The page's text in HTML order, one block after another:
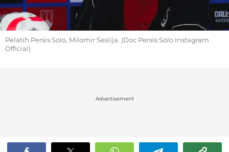
Pelatih Persis Solo, Milomir Seslija. (Doc Persis Solo Instagram
Official)
Advertisement